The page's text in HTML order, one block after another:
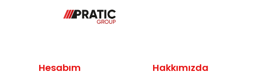
Hesabım Hakkımızda